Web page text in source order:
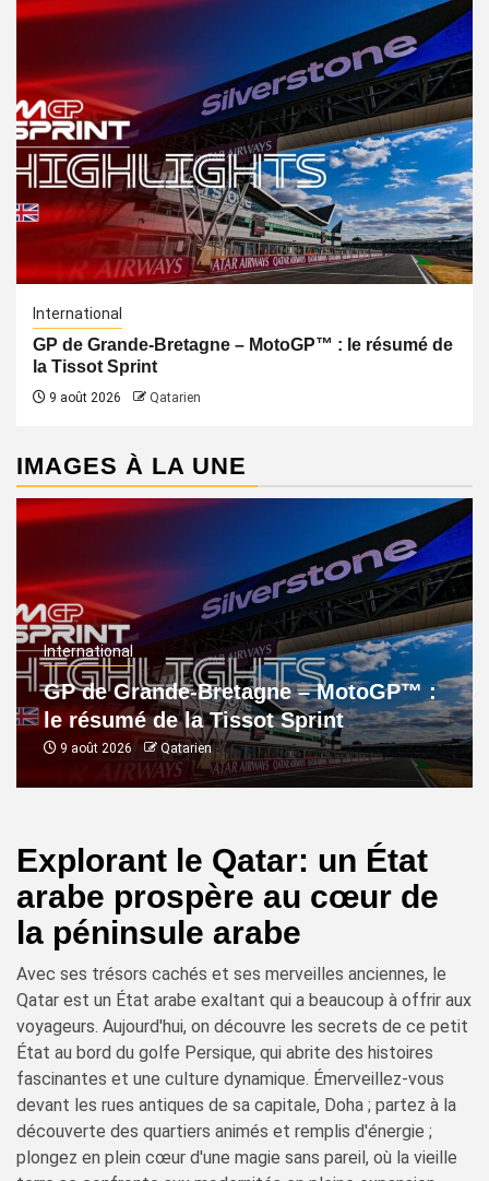
International
GP de Grande-Bretagne – MotoGP™ : le résumé de
la Tissot Sprint
9 août 2026 Qatarien
IMAGES À LA UNE
International
GP de Grande-Bretagne – MotoGP™ :
le résumé de la Tissot Sprint
9 août 2026 Qatarien
Explorant le Qatar: un État
arabe prospère au cœur de
la péninsule arabe
Avec ses trésors cachés et ses merveilles anciennes, le
Qatar est un État arabe exaltant qui a beaucoup à offrir aux
voyageurs. Aujourd'hui, on découvre les secrets de ce petit
État au bord du golfe Persique, qui abrite des histoires
fascinantes et une culture dynamique. Émerveillez-vous
devant les rues antiques de sa capitale, Doha ; partez à la
découverte des quartiers animés et remplis d'énergie ;
plongez en plein cœur d'une magie sans pareil, où la vieille